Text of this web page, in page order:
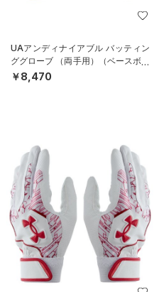
UAアンディナイアブル バッティン
ググローブ （両手用）（ベースボー
ル/MEN）
￥8,470